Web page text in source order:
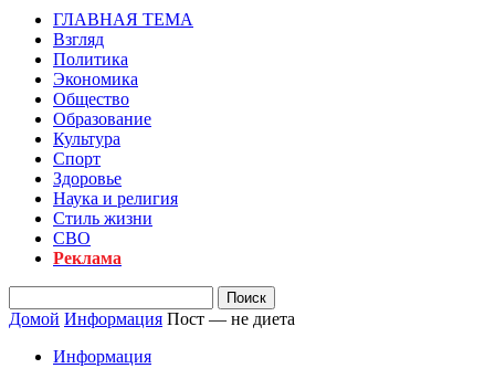
ГЛАВНАЯ ТЕМА
Взгляд
Политика
Экономика
Общество
Образование
Культура
Спорт
Здоровье
Наука и религия
Стиль жизни
СВО
Реклама
Домой Информация Пост — не диета
Информация